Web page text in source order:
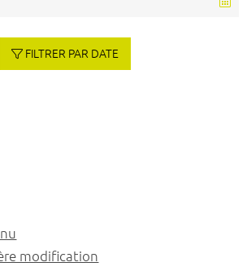
FILTRER PAR DATE
modification